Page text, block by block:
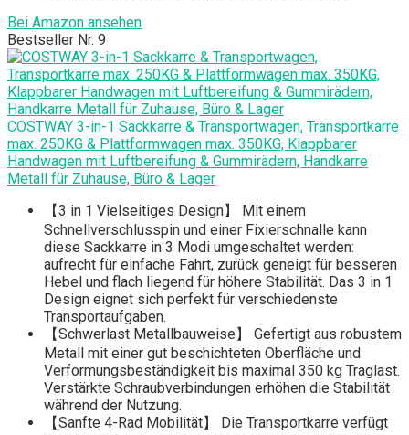
Bei Amazon ansehen
Bestseller Nr. 9
COSTWAY 3-in-1 Sackkarre & Transportwagen, Transportkarre
max. 250KG & Plattformwagen max. 350KG, Klappbarer
Handwagen mit Luftbereifung & Gummirädern, Handkarre
Metall für Zuhause, Büro & Lager
【3 in 1 Vielseitiges Design】 Mit einem
Schnellverschlusspin und einer Fixierschnalle kann
diese Sackkarre in 3 Modi umgeschaltet werden:
aufrecht für einfache Fahrt, zurück geneigt für besseren
Hebel und flach liegend für höhere Stabilität. Das 3 in 1
Design eignet sich perfekt für verschiedenste
Transportaufgaben.
【Schwerlast Metallbauweise】 Gefertigt aus robustem
Metall mit einer gut beschichteten Oberfläche und
Verformungsbeständigkeit bis maximal 350 kg Traglast.
Verstärkte Schraubverbindungen erhöhen die Stabilität
während der Nutzung.
【Sanfte 4-Rad Mobilität】 Die Transportkarre verfügt